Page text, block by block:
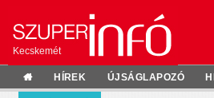
Kecskemét
HÍREK ÚJSÁGLAPOZÓ